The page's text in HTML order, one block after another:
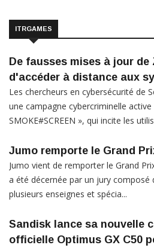
ITRGAMES
De fausses mises à jour
d'accéder à distance aux
Les chercheurs en cybersécurité de
une campagne cybercriminelle active
SMOKE#SCREEN », qui incite les
Jumo remporte le Grand
Jumo vient de remporter le Grand
a été décernée par un jury composé
plusieurs enseignes et spécia...
Sandisk lance sa nouvelle
officielle Optimus GX C50